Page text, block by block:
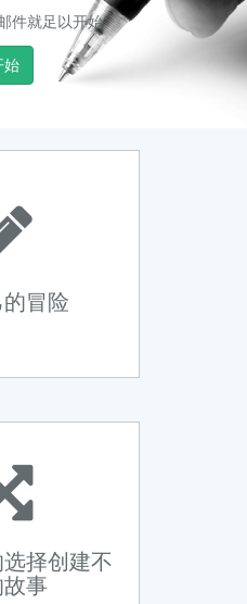
件就足以开始
始
冒险
择创建不
事